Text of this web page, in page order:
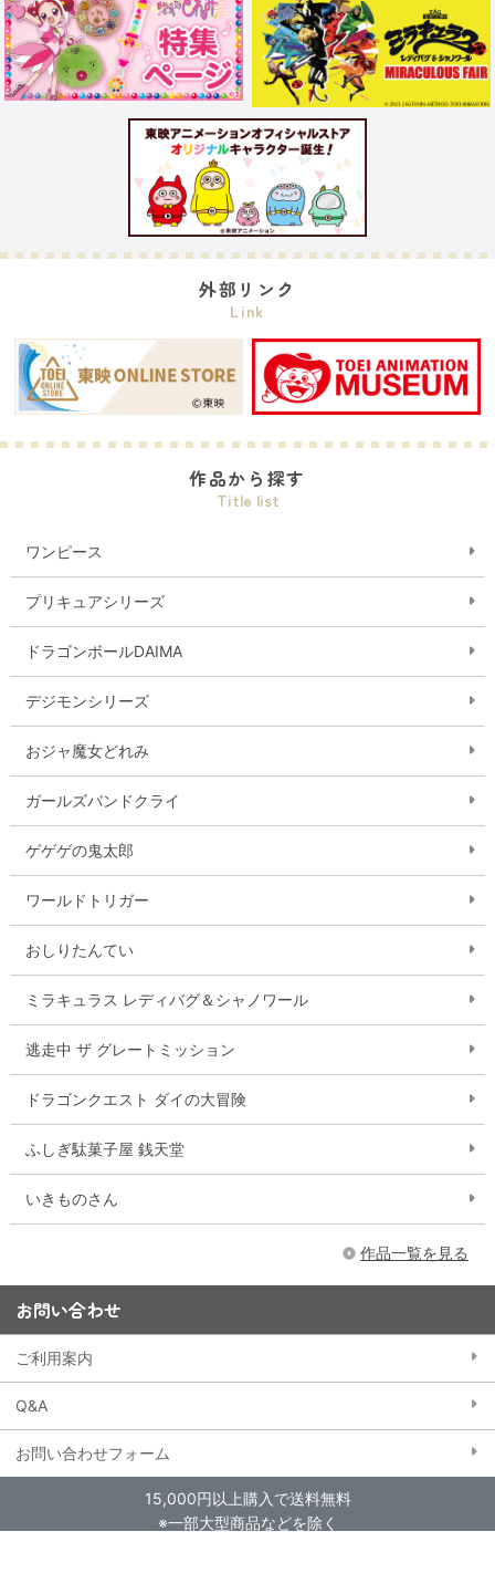
外部リンク
Link
作品から探す
Title list
ワンピース
プリキュアシリーズ
ドラゴンボールDAIMA
デジモンシリーズ
おジャ魔女どれみ
ガールズバンドクライ
ゲゲゲの鬼太郎
ワールドトリガー
おしりたんてい
ミラキュラス レディバグ＆シャノワール
逃走中 ザ グレートミッション
ドラゴンクエスト ダイの大冒険
ふしぎ駄菓子屋 銭天堂
いきものさん
作品一覧を見る
お問い合わせ
ご利用案内
Q&A
お問い合わせフォーム
15,000円以上購入で送料無料
※一部大型商品などを除く